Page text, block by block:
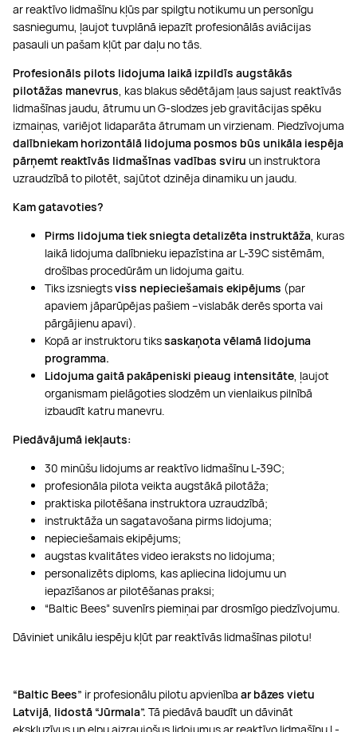
ar reaktīvo lidmašīnu kļūs par spilgtu notikumu un personīgu
sasniegumu, ļaujot tuvplānā iepazīt profesionālās aviācijas
pasauli un pašam kļūt par daļu no tās.
Profesionāls pilots lidojuma laikā izpildīs augstākās
pilotāžas manevrus, kas blakus sēdētājam ļaus sajust reaktīvās
lidmašīnas jaudu, ātrumu un G-slodzes jeb gravitācijas spēku
izmaiņas, variējot lidaparāta ātrumam un virzienam. Piedzīvojuma
dalībniekam horizontālā lidojuma posmos būs unikāla iespēja
pārņemt reaktīvās lidmašīnas vadības sviru un instruktora
uzraudzībā to pilotēt, sajūtot dzinēja dinamiku un jaudu.
Kam gatavoties?
Pirms lidojuma tiek sniegta detalizēta instruktāža, kuras
laikā lidojuma dalībnieku iepazīstina ar L-39C sistēmām,
drošības procedūrām un lidojuma gaitu.
Tiks izsniegtsviss nepieciešamais ekipējums (par
apaviem jāparūpējas pašiem –vislabāk derēs sporta vai
pārgājienu apavi).
Kopā ar instruktoru tikssaskaņota vēlamā lidojuma
programma.
Lidojuma gaitā pakāpeniski pieaug intensitāte, ļaujot
organismam pielāgoties slodzēm un vienlaikus pilnībā
izbaudīt katru manevru.
Piedāvājumā iekļauts:
30 minūšu lidojums ar reaktīvo lidmašīnu L-39C;
profesionāla pilota veikta augstākā pilotāža;
praktiska pilotēšana instruktora uzraudzībā;
instruktāža un sagatavošana pirms lidojuma;
nepieciešamais ekipējums;
augstas kvalitātes video ieraksts no lidojuma;
personalizēts diploms, kas apliecina lidojumu un
iepazīšanos ar pilotēšanas praksi;
“Baltic Bees” suvenīrs piemiņai par drosmīgo piedzīvojumu.
Dāviniet unikālu iespēju kļūt par reaktīvās lidmašīnas pilotu!
“Baltic Bees” ir profesionālu pilotu apvienība ar bāzes vietu
Latvijā, lidostā “Jūrmala”. Tā piedāvā baudīt un dāvināt